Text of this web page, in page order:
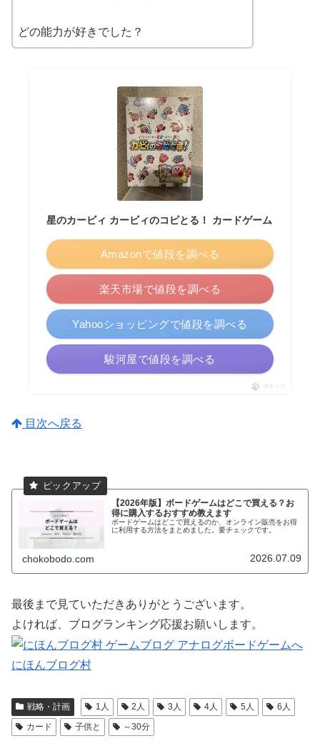
どの能力が好きでした？
星のカービィ カービィのコピとる！ カードゲーム
Amazonで値段を調べる
楽天市場で値段を調べる
Yahooショッピングで値段を調べる
駿河屋で値段を調べる
ポチップ
目次へ戻る
【2026年版】ボードゲームはどこで買える？お
得に購入するおすすめ教えます
ボードゲームはどこで買えるのか、オンライン販売をお得
に利用する方法をまとめました。要チェックです。
chokobodo.com 2026.07.09
最後まで見ていただきありがとうございます。
よければ、ブログランキング応援お願いします。
にほんブログ村
戦略・計画 1人 2人 3人 4人 5人
6人
カード
子供と ～30分